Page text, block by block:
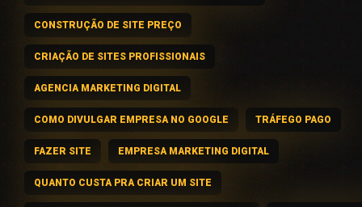
CONSTRUÇÃO DE SITE PREÇO
CRIAÇÃO DE SITES PROFISSIONAIS
AGENCIA MARKETING DIGITAL
COMO DIVULGAR EMPRESA NO GOOGLE TRÁFEGO PAGO
FAZER SITE EMPRESA MARKETING DIGITAL
QUANTO CUSTA PRA CRIAR UM SITE